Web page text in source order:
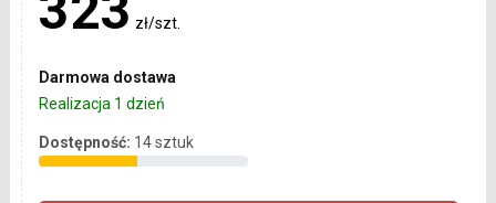
zł/szt.
Darmowa dostawa
Realizacja 1 dzień
Dostępność: 14 sztuk